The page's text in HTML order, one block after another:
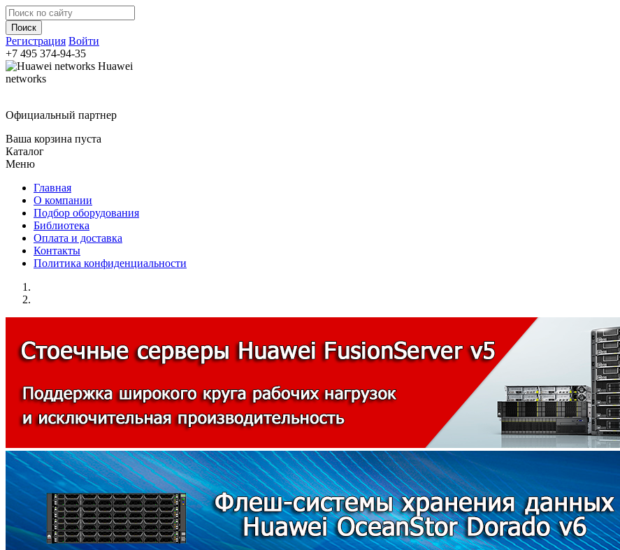
Регистрация Войти
+7 495 374-94-35
Huawei
networks
Официальный партнер
Ваша корзина пуста
Каталог
Меню
Главная
О компании
Подбор оборудования
Библиотека
Оплата и доставка
Контакты
Политика конфиденциальности